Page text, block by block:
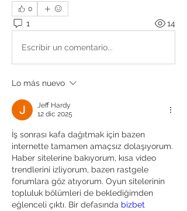
0
1 14
Escribir un comentario...
Lo más nuevo
Jeff Hardy
12 dic 2025
İş sonrası kafa dağıtmak için bazen
internette tamamen amaçsız dolaşıyorum.
Haber sitelerine bakıyorum, kısa video
trendlerini izliyorum, bazen rastgele
forumlara göz atıyorum. Oyun sitelerinin
topluluk bölümleri de beklediğimden
eğlenceli çıktı. Bir defasında bizbet